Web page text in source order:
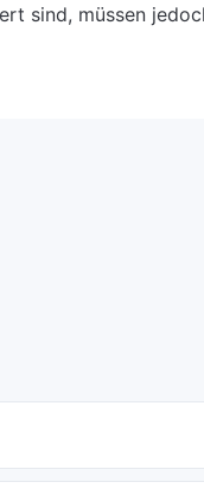
sind, müssen